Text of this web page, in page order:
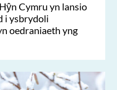
Cymru yn lansio
i ysbrydoli
oedraniaeth yng